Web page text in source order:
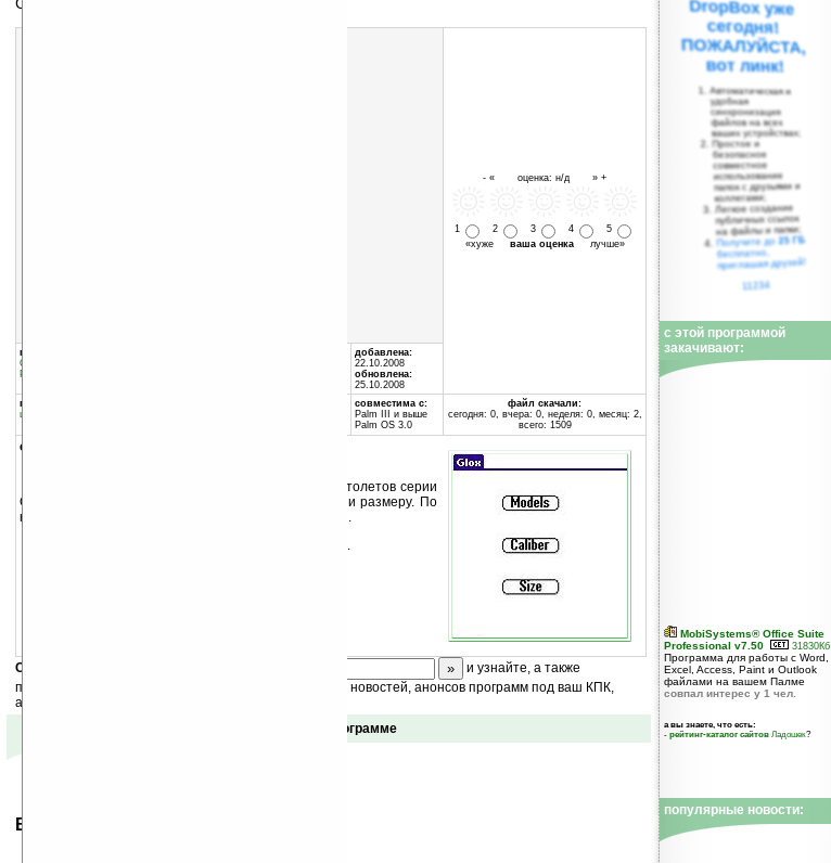
- « оценка: н/д » +
1 2 3 4
5
«хуже ваша оценкалучше»
группы программы:
Спорт
Разное
добавлена:
22.10.2008
обновлена:
25.10.2008
программа:
шареварная
совместима с:
Palm III и выше
Palm OS 3.0
файл скачали:
сегодня: 0, вчера: 0, неделя: 0, месяц: 2,
всего: 1509
описание:
Программа представляет вам справочник пистолетов серии
Glock. Данные отсортированы по модели, калибру и размеру. По
каждой модели представлена полная спецификация.
Пробная версия программы работает 30 дней.
Скоро
и узнайте, а также
получайте ежедневный или еженедельный дайджест новостей, анонсов программ под ваш КПК,
акций сайта на ваш почтовый ящик.
Отзывы о программе
Ваше мнение будет первым.
вот линк!
Автоматическая и
удобная
синхронизация
файлов на всех
ваших устройствах;
Простое и
безопасное
совместное
использование
папок с друзьями и
коллегами;
Легкое создание
публичных ссылок
на файлы и папки;
Получите до25 ГБ
бесплатно,
приглашая друзей!
11234
с этой программой
закачивают:
MobiSystems® Office Suite
Professional v7.50
31830Кб
Программа для работы с Word,
Excel, Access, Paint и Outlook
файлами на вашем Палме
совпал интерес у 1 чел.
а вы знаете, что есть:
- рейтинг-каталог сайтов Ладошек?
популярные новости: